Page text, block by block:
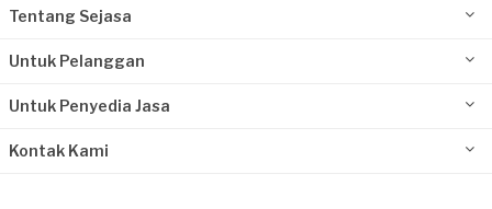
Tentang Sejasa
Untuk Pelanggan
Untuk Penyedia Jasa
Kontak Kami